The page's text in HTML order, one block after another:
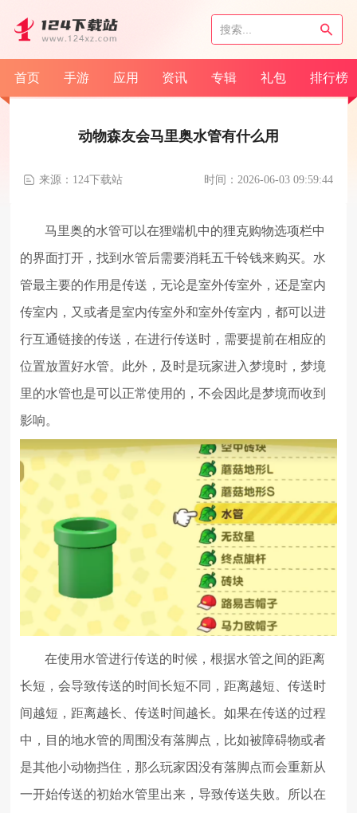
首页 手游 应用 资讯 专辑 礼包 排行榜
动物森友会马里奥水管有什么用
来源：124下载站 时间：2026-06-03 09:59:44
马里奥的水管可以在狸端机中的狸克购物选项栏中
的界面打开，找到水管后需要消耗五千铃钱来购买。水
管最主要的作用是传送，无论是室外传室外，还是室内
传室内，又或者是室内传室外和室外传室内，都可以进
行互通链接的传送，在进行传送时，需要提前在相应的
位置放置好水管。此外，及时是玩家进入梦境时，梦境
里的水管也是可以正常使用的，不会因此是梦境而收到
影响。
在使用水管进行传送的时候，根据水管之间的距离
长短，会导致传送的时间长短不同，距离越短、传送时
间越短，距离越长、传送时间越长。如果在传送的过程
中，目的地水管的周围没有落脚点，比如被障碍物或者
是其他小动物挡住，那么玩家因没有落脚点而会重新从
一开始传送的初始水管里出来，导致传送失败。所以在